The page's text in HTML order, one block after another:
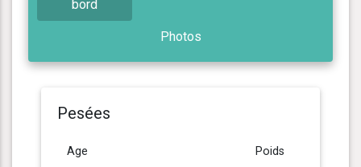
bord
Photos
Pesées
Age Poids